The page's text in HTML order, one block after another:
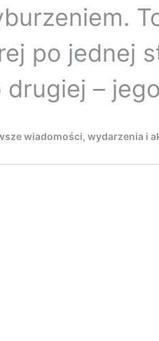
po jednej
drugiej –
wiadomości, wydarzenia i